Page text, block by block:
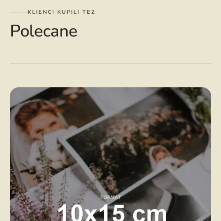
KLIENCI KUPILI TEŻ
Polecane